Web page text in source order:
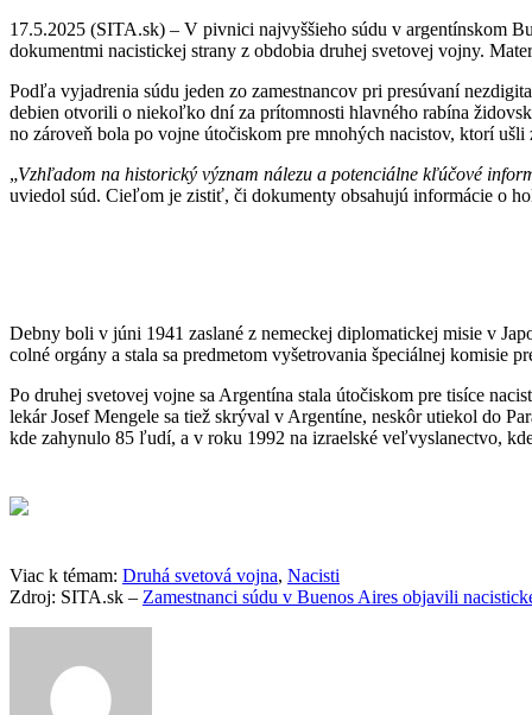
17.5.2025 (SITA.sk) – V pivnici najvyššieho súdu v argentínskom
dokumentmi nacistickej strany z obdobia druhej svetovej vojny.
Podľa vyjadrenia súdu jeden zo zamestnancov pri presúvaní
debien otvorili o niekoľko dní za prítomnosti hlavného rabína
no zároveň bola po vojne útočiskom pre mnohých nacistov, ktorí
„Vzhľadom na historický význam nálezu a potenciálne kľúčové
uviedol súd. Cieľom je zistiť, či dokumenty obsahujú informácie o
Debny boli v júni 1941 zaslané z nemeckej diplomatickej misie v
colné orgány a stala sa predmetom vyšetrovania špeciálnej komisie
Po druhej svetovej vojne sa Argentína stala útočiskom pre tisíce
lekár Josef Mengele sa tiež skrýval v Argentíne, neskôr utiekol do
kde zahynulo 85 ľudí, a v roku 1992 na izraelské veľvyslanectvo,
Viac k témam: Druhá svetová vojna, Nacisti
Zdroj: SITA.sk – Zamestnanci súdu v Buenos Aires objavili